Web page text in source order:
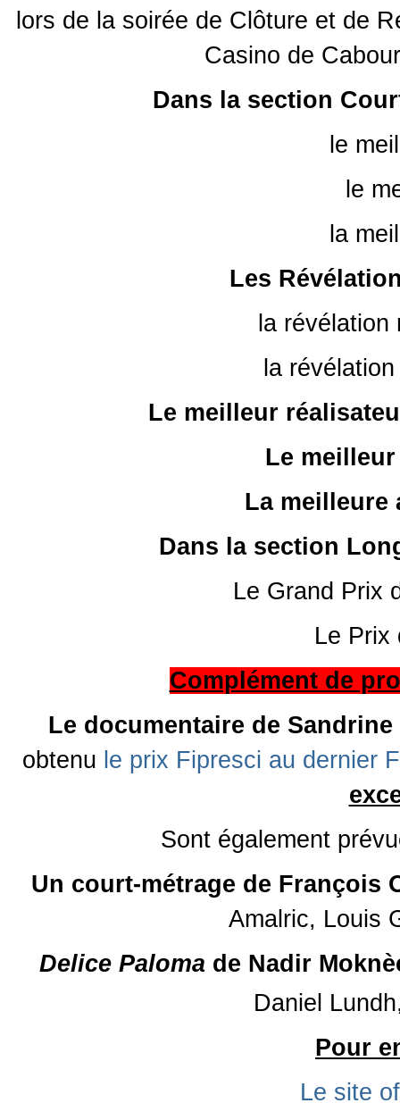
lors de la soirée de Clôture et de
Casino de
Dans la section
le
le
la
Les
la révélation
la
Le meilleur
Le meilleur
La meilleure
Dans la section
Le Grand Prix
Le Prix
Complément de
Le documentaire de
obtenu le prix Fipresci au dernier
Sont également
Un court-métrage de François
Amalric, Louis
Delice Paloma de Nadir
Daniel
Pour
Le site